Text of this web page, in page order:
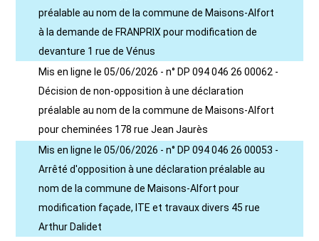
préalable au nom de la commune de Maisons-Alfort
à la demande de FRANPRIX pour modification de
devanture 1 rue de Vénus
Mis en ligne le 05/06/2026 - n° DP 094 046 26 00062 -
Décision de non-opposition à une déclaration
préalable au nom de la commune de Maisons-Alfort
pour cheminées 178 rue Jean Jaurès
Mis en ligne le 05/06/2026 - n° DP 094 046 26 00053 -
Arrêté d'opposition à une déclaration préalable au
nom de la commune de Maisons-Alfort pour
modification façade, ITE et travaux divers 45 rue
Arthur Dalidet